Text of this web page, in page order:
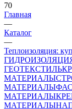
70
Главная
—
Каталог
—
Теплоизоляция:
ГЕОТЕКСТИЛЬ
МАТЕРИАЛЫ
МАТЕРИАЛЫ
МАТЕРИАЛЫ
МАТЕРИАЛЫ